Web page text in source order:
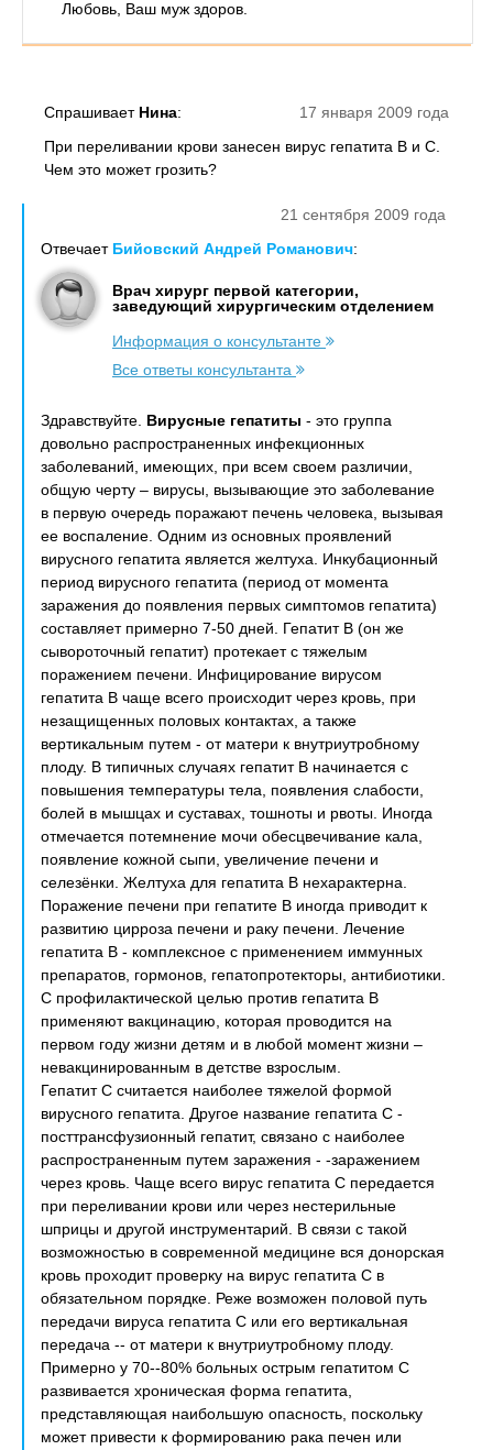
Любовь, Ваш муж здоров.
17 января 2009 года
Спрашивает Нина:
При переливании крови занесен вирус гепатита В и С.
Чем это может грозить?
21 сентября 2009 года
Отвечает Бийовский Андрей Романович:
Врач хирург первой категории,
заведующий хирургическим отделением
Информация о консультанте
Все ответы консультанта
Здравствуйте. Вирусные гепатиты - это группа
довольно распространенных инфекционных
заболеваний, имеющих, при всем своем различии,
общую черту – вирусы, вызывающие это заболевание
в первую очередь поражают печень человека, вызывая
ее воспаление. Одним из основных проявлений
вирусного гепатита является желтуха. Инкубационный
период вирусного гепатита (период от момента
заражения до появления первых симптомов гепатита)
составляет примерно 7-50 дней. Гепатит В (он же
сывороточный гепатит) протекает с тяжелым
поражением печени. Инфицирование вирусом
гепатита В чаще всего происходит через кровь, при
незащищенных половых контактах, а также
вертикальным путем - от матери к внутриутробному
плоду. В типичных случаях гепатит В начинается с
повышения температуры тела, появления слабости,
болей в мышцах и суставах, тошноты и рвоты. Иногда
отмечается потемнение мочи обесцвечивание кала,
появление кожной сыпи, увеличение печени и
селезёнки. Желтуха для гепатита В нехарактерна.
Поражение печени при гепатите В иногда приводит к
развитию цирроза печени и раку печени. Лечение
гепатита В - комплексное с применением иммунных
препаратов, гормонов, гепатопротекторы, антибиотики.
С профилактической целью против гепатита В
применяют вакцинацию, которая проводится на
первом году жизни детям и в любой момент жизни –
невакцинированным в детстве взрослым.
Гепатит С считается наиболее тяжелой формой
вирусного гепатита. Другое название гепатита С -
посттрансфузионный гепатит, связано с наиболее
распространенным путем заражения - -заражением
через кровь. Чаще всего вирус гепатита С передается
при переливании крови или через нестерильные
шприцы и другой инструментарий. В связи с такой
возможностью в современной медицине вся донорская
кровь проходит проверку на вирус гепатита С в
обязательном порядке. Реже возможен половой путь
передачи вируса гепатита С или его вертикальная
передача -- от матери к внутриутробному плоду.
Примерно у 70--80% больных острым гепатитом С
развивается хроническая форма гепатита,
представляющая наибольшую опасность, поскольку
может привести к формированию рака печен или